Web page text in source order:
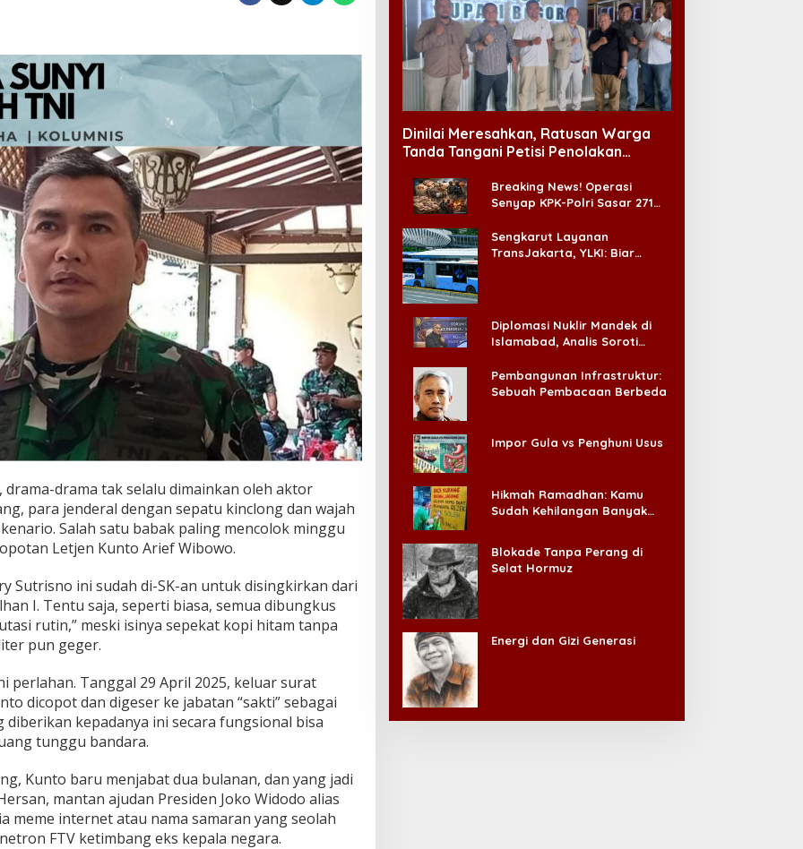
drama tak selalu dimainkan oleh aktor
para jenderal dengan sepatu kinclong dan wajah
Salah satu babak paling mencolok minggu
Letjen Kunto Arief Wibowo.
Sutrisno ini sudah di-SK-an untuk disingkirkan dari
I. Tentu saja, seperti biasa, semua dibungkus
rutin,” meski isinya sepekat kopi hitam tanpa
pun geger.
perlahan. Tanggal 29 April 2025, keluar surat
dicopot dan digeser ke jabatan “sakti” sebagai
diberikan kepadanya ini secara fungsional bisa
tunggu bandara.
Kunto baru menjabat dua bulanan, dan yang jadi
mantan ajudan Presiden Joko Widodo alias
meme internet atau nama samaran yang seolah
FTV ketimbang eks kepala negara.
Dinilai Meresahkan, Ratusan Warga
Tanda Tangani Petisi Penolakan
Breaking News! Operasi
Senyap KPK-Polri Sasar 271
Ada ‘Badai Pemeriksaan’
Sengkarut Layanan
TransJakarta, YLKI: Biar
Diplomasi Nuklir Mandek di
Islamabad, Analis Soroti
Pembangunan Infrastruktur:
Sebuah Pembacaan Berbeda
Impor Gula vs Penghuni Usus
Hikmah Ramadhan: Kamu
Sudah Kehilangan Banyak
Blokade Tanpa Perang di
Selat Hormuz
Energi dan Gizi Generasi